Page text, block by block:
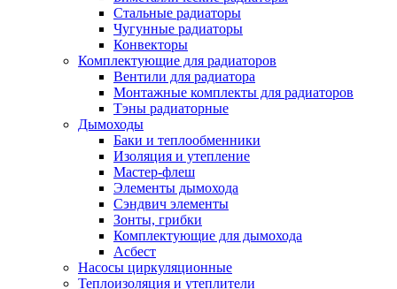
Стальные радиаторы
Чугунные радиаторы
Конвекторы
Комплектующие для радиаторов
Вентили для радиатора
Монтажные комплекты для радиаторов
Тэны радиаторные
Дымоходы
Баки и теплообменники
Изоляция и утепление
Мастер-флеш
Элементы дымохода
Сэндвич элементы
Зонты, грибки
Комплектующие для дымохода
Асбест
Насосы циркуляционные
Теплоизоляция и утеплители